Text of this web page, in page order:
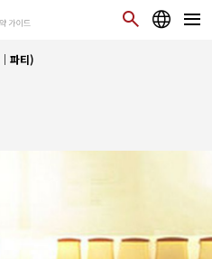
파티)